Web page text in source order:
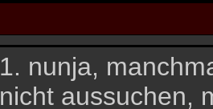
1. nunja,
nicht aussuchen,